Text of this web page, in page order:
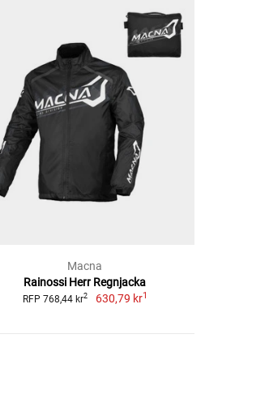
Macna
Rainossi Herr Regnjacka
RFP 768,44 kr2 630,79 kr1